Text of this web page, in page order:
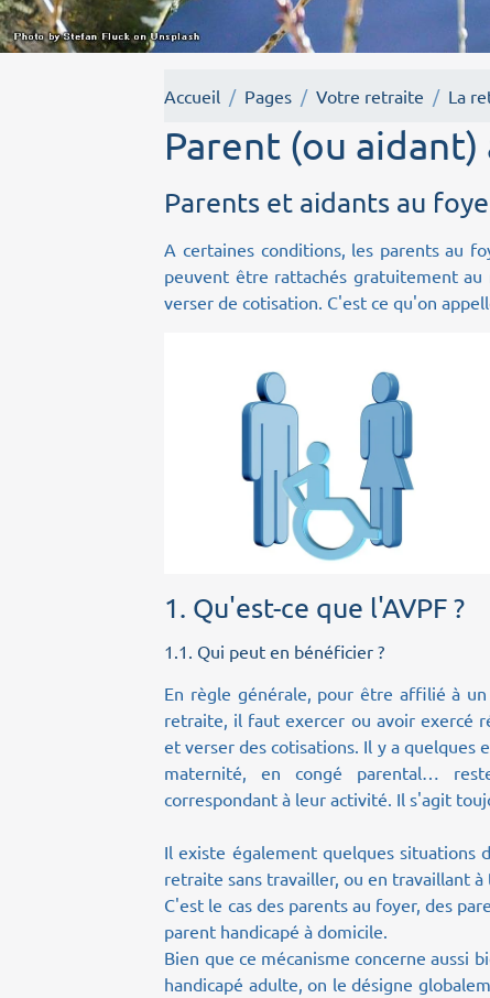
Accueil Pages Votre retraite La
Parent (ou
Parents et aidants au
A certaines conditions, les parents au
peuvent être rattachés gratuitement
verser de cotisation. C'est ce qu'on
1. Qu'est-ce que l'AVPF ?
1.1. Qui peut en bénéficier ?
En règle générale, pour être affilié à
retraite, il faut exercer ou avoir exercé
et verser des cotisations. Il y a quelques
maternité, en congé parental…
correspondant à leur activité. Il s'agit
Il existe également quelques situations
retraite sans travailler, ou en travaillant
C'est le cas des parents au foyer, des
parent handicapé à domicile.
Bien que ce mécanisme concerne aussi
handicapé adulte, on le désigne